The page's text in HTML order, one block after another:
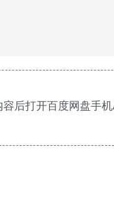
后打开百度网盘手